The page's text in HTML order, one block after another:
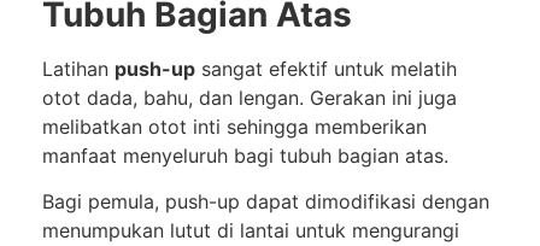
Tubuh Bagian Atas
Latihan push-up sangat efektif untuk melatih
otot dada, bahu, dan lengan. Gerakan ini juga
melibatkan otot inti sehingga memberikan
manfaat menyeluruh bagi tubuh bagian atas.
Bagi pemula, push-up dapat dimodifikasi dengan
menumpukan lutut di lantai untuk mengurangi